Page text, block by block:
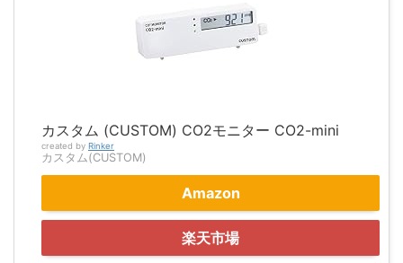
カスタム (CUSTOM) CO2モニター CO2-mini
created by Rinker
カスタム(CUSTOM)
Amazon
楽天市場